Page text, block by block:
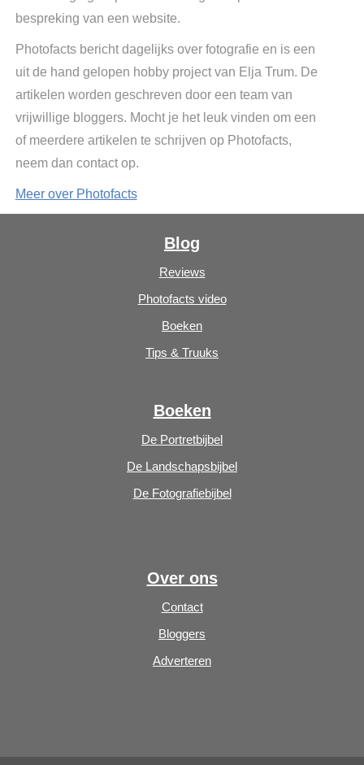
bespreking van een website.
Photofacts bericht dagelijks over fotografie en is een
uit de hand gelopen hobby project van Elja Trum. De
artikelen worden geschreven door een team van
vrijwillige bloggers. Mocht je het leuk vinden om een
of meerdere artikelen te schrijven op Photofacts,
neem dan contact op.
Meer over Photofacts
Blog
Reviews
Photofacts video
Boeken
Tips & Truuks
Boeken
De Portretbijbel
De Landschapsbijbel
De Fotografiebijbel
Over ons
Contact
Bloggers
Adverteren